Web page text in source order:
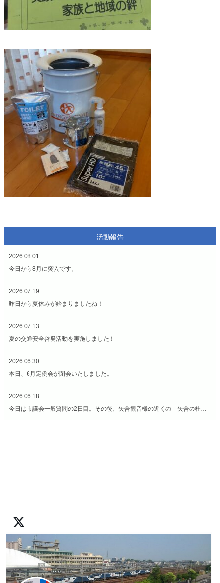
活動報告
2026.08.01
今日から8月に突入です。
2026.07.19
昨日から夏休みが始まりましたね！
2026.07.13
夏の交通安全啓発活動を実施しました！
2026.06.30
本日、6月定例会が閉会いたしました。
2026.06.18
今日は市議会一般質問の2日目。その後、矢合観音様の近くの「矢合の杜」へ。